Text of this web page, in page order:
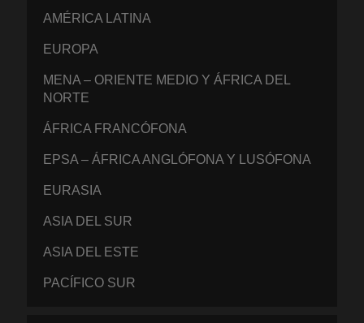
AMÉRICA LATINA
EUROPA
MENA – ORIENTE MEDIO Y ÁFRICA DEL
NORTE
ÁFRICA FRANCÓFONA
EPSA – ÁFRICA ANGLÓFONA Y LUSÓFONA
EURASIA
ASIA DEL SUR
ASIA DEL ESTE
PACÍFICO SUR